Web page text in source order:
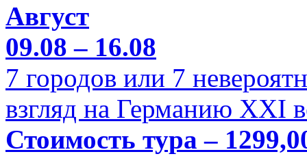
Август
09.08 – 16.08
7 городов или 7
взгляд на Германию XXI
Стоимость тура –